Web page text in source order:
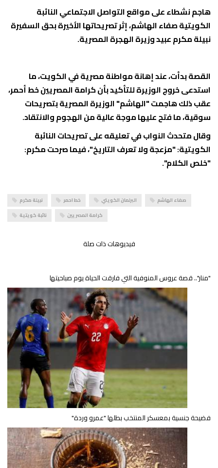
هاجم نشطاء على مواقع التواصل الاجتماعي النائبة
الكويتية صفاء الهاشم، إثر تصريحاتها الأخيرة بحق السفيرة
نبيلة مكرم عبيد وزيرة الهجرة المصرية.
القصة بدأت، عند إهانة مواطنة مصرية في الكويت، ما
استدعى خروج الوزيرة للتأكيد بأن كرامة المصريين خط أحمر،
عقب ذلك هاجمت "الهاشم" الوزيرة المصرية بتصريحات
سوقية، ما فتح عليها موجة عالية من الهجوم والانتقاد.
وقال متحدث النواب في تعليقه على تصريحات النائبة
الكويتية: "مزعجة ولا تعرف التاريخ"، فيما صرحت مكرم:
"خلص الكلام".
نبيلة مكرم خط احمر البرلمان الكويتي
صفاء الهاشم
نائبة كويتية
كرامة المصريين
فيديوهات ذات صلة
"منار".. قصة عروس المنوفية التي فارقت الحياة يوم صباحيتها
فضيحة جنسية بمعسكر المنتخب بطلها "عمرو وردة"